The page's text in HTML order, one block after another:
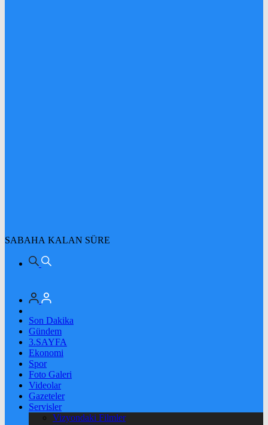
SABAHA KALAN SÜRE
Son Dakika
Gündem
3.SAYFA
Ekonomi
Spor
Foto Galeri
Videolar
Gazeteler
Servisler
Vizyondaki Filmler